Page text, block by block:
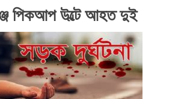
পিকআপ উল্টে আহত দুই